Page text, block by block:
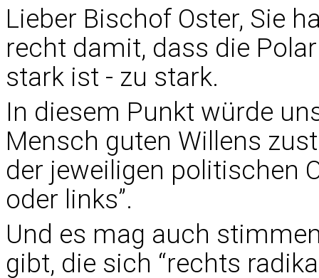
Lieber Bischof Oster, Sie
recht damit, dass die
stark ist - zu stark.
In diesem Punkt würde
Mensch guten Willens
der jeweiligen politischen
oder links”.
Und es mag auch
gibt, die sich “rechts